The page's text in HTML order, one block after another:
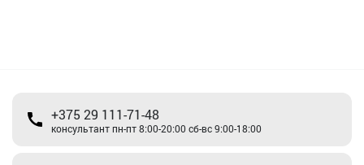
+375 29 111-71-48
консультант пн-пт 8:00-20:00 сб-вс 9:00-18:00